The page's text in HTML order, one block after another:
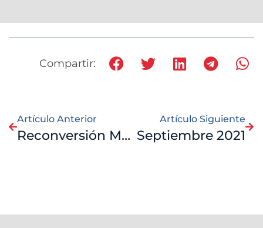
Compartir:
Artículo Anterior
Reconversión Monetaria en Venezuela
Artículo Siguiente
Septiembre 2021